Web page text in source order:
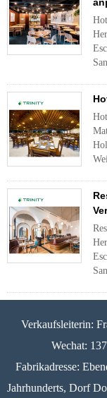
Verkaufsleiterin:
Wechat:
Fabrikadresse:
Jahrhunderts, Dorf